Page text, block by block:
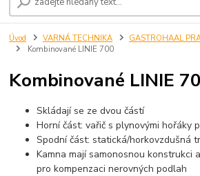
Úvod VARNÁ TECHNIKA GASTROHAAL
Kombinované LINIE 700
Kombinované LINIE
Skládají se ze dvou částí
Horní část: vařič s plynovými hořáky
Spodní část: statická/horkovzdušná
Kamna mají samonosnou konstrukci
pro kompenzaci nerovných podlah